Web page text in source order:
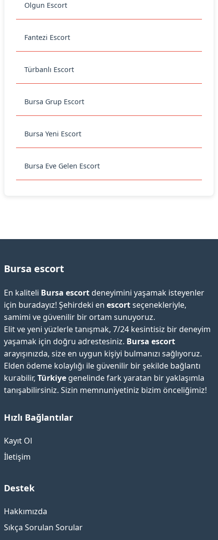
Olgun Escort
Fantezi Escort
Türbanlı Escort
Bursa Grup Escort
Bursa Yeni Escort
Bursa Eve Gelen Escort
Bursa escort
En kaliteli Bursa escort deneyimini yaşamak isteyenler
için buradayız! Şehirdeki en escortseçenekleriyle,
samimi ve güvenilir bir ortam sunuyoruz.
Elit ve yeni yüzlerle tanışmak, 7/24 kesintisiz bir deneyim
yaşamak için doğru adrestesiniz. Bursa escort
arayışınızda, size en uygun kişiyi bulmanızı sağlıyoruz.
Elden ödeme kolaylığı ile güvenilir bir şekilde bağlantı
kurabilir, Türkiye genelinde fark yaratan bir yaklaşımla
tanışabilirsiniz. Sizin memnuniyetiniz bizim önceliğimiz!
Hızlı Bağlantılar
Kayıt Ol
İletişim
Destek
Hakkımızda
Sıkça Sorulan Sorular